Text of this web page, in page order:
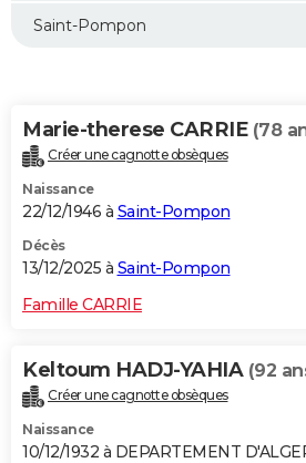
Guides de France
Escapades
Patrimoine
Expositions
Musées
Week-end nature
LIFESTYLE
Alimentation
Guide de la santé
Maladies
Médicaments
Sommeil
VOYAGE
Destinations
City break
Voyage nature
Voyage de noces
Forum
Climat
+PHOTO
GUIDES D'ACHAT
BONS PLANS
CARTE DE VOEUX
Dictionnaire
Biographies
Citations
Expressions
Proverbes
PROGRAMME TV
COPAINS D'AVANT
Marie-therese CARRIE (78
Créer une cagnotte obsèques
Naissance
22/12/1946 à Saint-Pompon
Décès
13/12/2025 à Saint-Pompon
Famille CARRIE
Keltoum HADJ-YAHIA (92
Créer une cagnotte obsèques
Naissance
10/12/1932 à DEPARTEMENT